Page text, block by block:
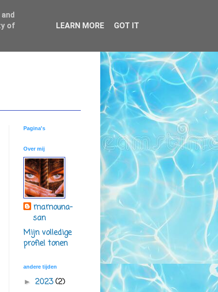
Pagina's
Over mij
mamouna-
san
Mijn volledige
profiel tonen
andere tijden
► 2023(2)
of
LEARN MORE GOT IT